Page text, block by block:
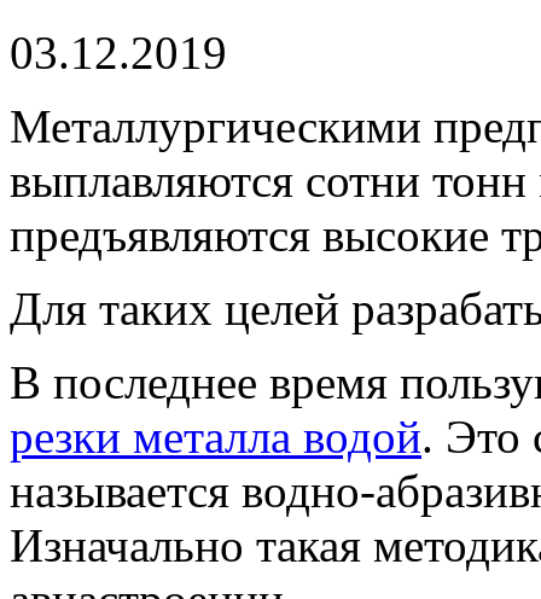
03.12.2019
Металлургическими
выплавляются сотни тонн
предъявляются высокие
Для таких целей
В последнее время
резки металла водой. Это
называется водно-
Изначально такая